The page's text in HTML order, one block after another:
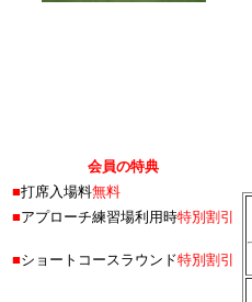
会員の特典
■打席入場料無料
■アプローチ練習場利用時特別割引
■ショートコースラウンド特別割引